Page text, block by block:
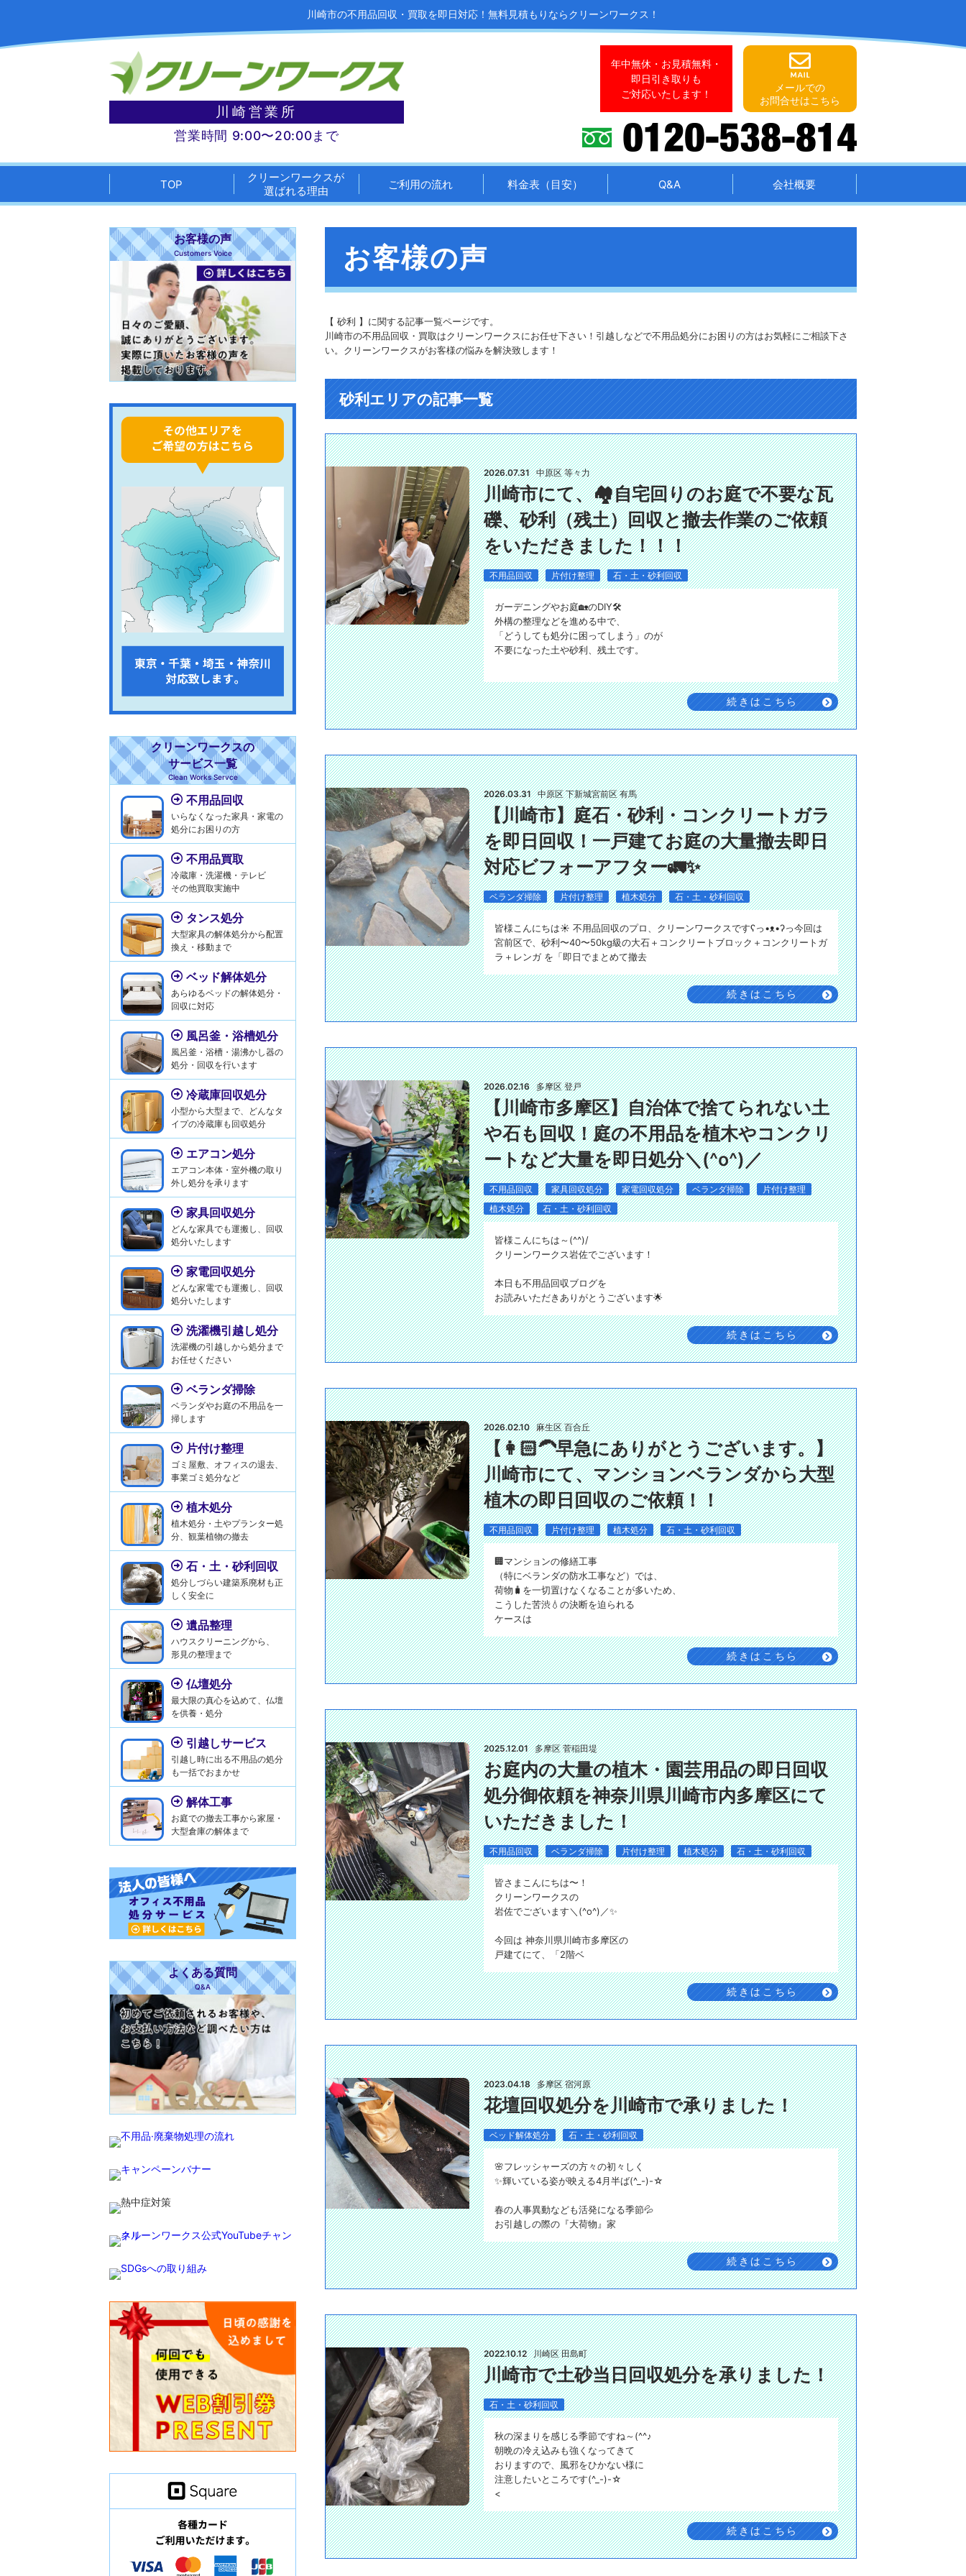
川崎市の不用品回収・買取を即日対応！ 無料見積もりならクリーンワークス！
川崎営業所
営業時間 9:00〜20:00まで
年中無休・お見積無料・
即日引き取りも
ご対応いたします！
メールでの
お問合せはこちら
TOP
クリーンワークスが
選ばれる理由
ご利用の流れ 料金表（目安） Q&A 会社概要
お客様の声
【 砂利 】に関する記事一覧ページです。
川崎市の不用品回収・買取はクリーンワークスにお任せ下さい！引越しなどで不用品処分にお困りの方はお気軽にご相談下さ
い。クリーンワークスがお客様の悩みを解決致します！
砂利エリアの記事一覧
2026.07.31 中原区 等々力
川崎市にて、🏘️自宅回りのお庭で不要な瓦
礫、砂利（残土）回収と撤去作業のご依頼
をいただきました！！！
不用品回収 片付け整理 石・土・砂利回収
ガーデニングやお庭🏡のDIY🛠️
外構の整理などを進める中で、
「どうしても処分に困ってしまう」のが
不要になった土や砂利、残土です。
続きはこちら
2026.03.31 中原区 下新城宮前区 有馬
【川崎市】庭石・砂利・コンクリートガラ
を即日回収！一戸建てお庭の大量撤去即日
対応ビフォーアフター🚛✨
ベランダ掃除 片付け整理 植木処分 石・土・砂利回収
皆様こんにちは☀️ 不用品回収のプロ、クリーンワークスですʕ⁠っ⁠•⁠ᴥ⁠•⁠ʔ⁠っ今回は
宮前区で、砂利〜40〜50kg級の大石＋コンクリートブロック＋コンクリートガ
ラ＋レンガ を「即日でまとめて撤去
続きはこちら
2026.02.16 多摩区 登戸
​【川崎市多摩区】自治体で捨てられない土
や石も回収！庭の不用品を植木やコンクリ
ートなど大量を即日処分＼(^o^)／
不用品回収 家具回収処分 家電回収処分 ベランダ掃除
片付け整理
植木処分
石・土・砂利回収
皆様こんにちは～(^^)/
クリーンワークス岩佐でございます！
本日も不用品回収ブログを
お読みいただきありがとうございます🌟
続きはこちら
2026.02.10 麻生区 百合丘
【👩🏻‍🦱早急にありがとうございます。】
川崎市にて、マンションベランダから大型
植木の即日回収のご依頼！！
不用品回収 片付け整理 植木処分 石・土・砂利回収
🏢マンションの修繕工事
（特にベランダの防水工事など）では、
荷物🧳を一切置けなくなることが多いため、
こうした苦渋💧の決断を迫られる
ケースは
続きはこちら
2025.12.01 多摩区 菅稲田堤
お庭内の大量の植木・園芸用品の即日回収
処分御依頼を神奈川県川崎市内多摩区にて
いただきました！
不用品回収 ベランダ掃除 片付け整理 植木処分 石・土・砂利回収
皆さまこんにちは〜！
クリーンワークスの
岩佐でございます＼(^o^)／✨
今回は 神奈川県川崎市多摩区の
戸建てにて、「2階ベ
続きはこちら
2023.04.18 多摩区 宿河原
花壇回収処分を川崎市で承りました！
ベッド解体処分 石・土・砂利回収
🌸フレッシャーズの方々の初々しく
✨輝いている姿が映える4月半ば(^_-)-☆
春の人事異動なども活発になる季節💦
お引越しの際の『大荷物』家
続きはこちら
2022.10.12 川崎区 田島町
川崎市で土砂当日回収処分を承りました！
石・土・砂利回収
秋の深まりを感じる季節ですね～(^^♪
朝晩の冷え込みも強くなってきて
おりますので、風邪をひかない様に
注意したいところです(^_-)-☆
<
続きはこちら
お客様の声
Customers Voice
クリーンワークスの
サービス一覧
Clean Works Servce
不用品回収
いらなくなった家具・家電の
処分にお困りの方
不用品買取
冷蔵庫・洗濯機・テレビ
その他買取実施中
タンス処分
大型家具の解体処分から配置
換え・移動まで
ベッド解体処分
あらゆるベッドの解体処分・
回収に対応
風呂釜・浴槽処分
風呂釜・浴槽・湯沸かし器の
処分・回収を行います
冷蔵庫回収処分
小型から大型まで、どんなタ
イプの冷蔵庫も回収処分
エアコン処分
エアコン本体・室外機の取り
外し処分を承ります
家具回収処分
どんな家具でも運搬し、回収
処分いたします
家電回収処分
どんな家電でも運搬し、回収
処分いたします
洗濯機引越し処分
洗濯機の引越しから処分まで
お任せください
ベランダ掃除
ベランダやお庭の不用品を一
掃します
片付け整理
ゴミ屋敷、オフィスの退去、
事業ゴミ処分など
植木処分
植木処分・土やプランター処
分、観葉植物の撤去
石・土・砂利回収
処分しづらい建築系廃材も正
しく安全に
遺品整理
ハウスクリーニングから、
形見の整理まで
仏壇処分
最大限の真心を込めて、仏壇
を供養・処分
引越しサービス
引越し時に出る不用品の処分
も一括でおまかせ
解体工事
お庭での撤去工事から家屋・
大型倉庫の解体まで
よくある質問
Q&A